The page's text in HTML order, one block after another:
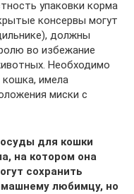
упаковки корма
консервы могут
должны
во избежание
Необходимо
имела
миски с
для кошки
на котором она
сохранить
любимцу, но